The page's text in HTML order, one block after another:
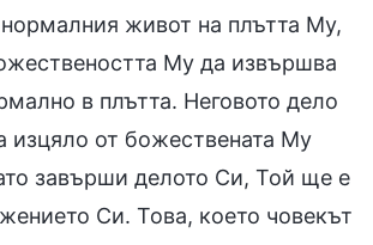
живот на плътта Му,
Му да извършва
в плътта. Неговото дело
изцяло от божествената Му
завърши делото Си, Той ще е
Си. Това, което човекът